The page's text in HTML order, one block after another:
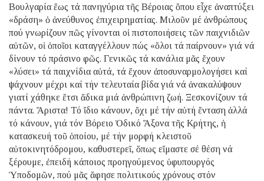
Βουλγαρία ἕως τά πανηγύρια τῆς Βέροιας ὅπου εἶχε ἀναπτύξει
«δράση» ὁ ἀνεύθυνος ἐπιχειρηματίας. Μιλοῦν μέ ἀνθρώπους
πού γνωρίζουν πῶς γίνονται οἱ πιστοποιήσεις τῶν παιχνιδιῶν
αὐτῶν, οἱ ὁποῖοι καταγγέλλουν πώς «ὅλοι τά παίρνουν» γιά νά
δίνουν τό πράσινο φῶς. Γενικῶς τά κανάλια μᾶς ἔχουν
«λύσει» τά παιχνίδια αὐτά, τά ἔχουν ἀποσυναρμολογήσει καί
ψάχνουν μέχρι καί τήν τελευταία βίδα γιά νά ἀνακαλύψουν
γιατί χάθηκε ἔτσι ἄδικα μιά ἀνθρώπινη ζωή. Ξεσκονίζουν τά
πάντα. Ἄριστα! Τό ἴδιο κάνουν, ὄχι μέ τήν αὐτή ἔνταση ἀλλά
τό κάνουν, γιά τόν Βόρειο Ὁδικό Ἄξονα τῆς Κρήτης, ἡ
κατασκευή τοῦ ὁποίου, μέ τήν μορφή κλειστοῦ
αὐτοκινητόδρομου, καθυστερεῖ, ὅπως εἴμαστε σέ θέση νά
ξέρουμε, ἐπειδή κάποιος προηγούμενος ὑφυπουργός
Ὑποδομῶν, πού μᾶς ἄφησε πολιτικούς χρόνους στόν